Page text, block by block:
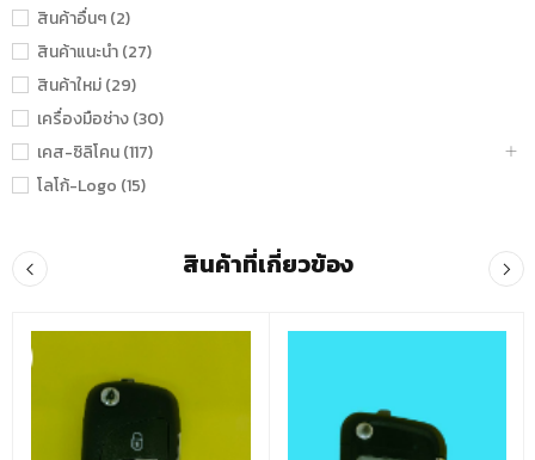
สินค้าอื่นๆ (2)
สินค้าแนะนำ (27)
สินค้าใหม่ (29)
เครื่องมือช่าง (30)
เคส-ซิลิโคน (117)
โลโก้-Logo (15)
สินค้าที่เกี่ยวข้อง